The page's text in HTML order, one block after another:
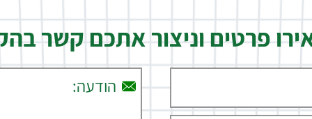
פרטים וניצור אתכם קשר